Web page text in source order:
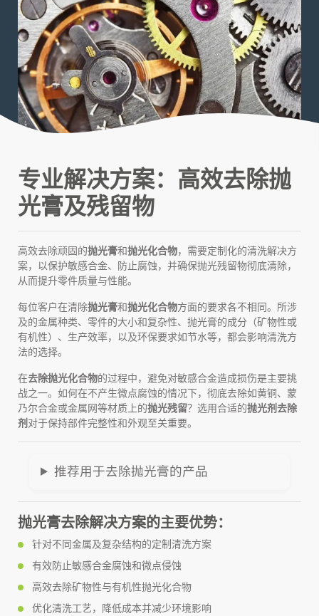
专业解决方案：高效去除抛
光膏及残留物
高效去除顽固的抛光膏和抛光化合物，需要定制化的清洗解决方
案，以保护敏感合金、防止腐蚀，并确保抛光残留物彻底清除，
从而提升零件质量与性能。
每位客户在清除抛光膏和抛光化合物方面的要求各不相同。所涉
及的金属种类、零件的大小和复杂性、抛光膏的成分（矿物性或
有机性）、生产效率，以及环保要求如节水等，都会影响清洗方
法的选择。
在去除抛光化合物的过程中，避免对敏感合金造成损伤是主要挑
战之一。如何在不产生微点腐蚀的情况下，彻底去除如黄铜、蒙
乃尔合金或金属网等材质上的抛光残留？选用合适的抛光剂去除
剂 对于保持部件完整性和外观至关重要。
推荐用于去除抛光膏的产品
抛光膏去除解决方案的主要优势：
针对不同金属及复杂结构的定制清洗方案
有效防止敏感合金腐蚀和微点侵蚀
高效去除矿物性与有机性抛光化合物
优化清洗工艺，降低成本并减少环境影响